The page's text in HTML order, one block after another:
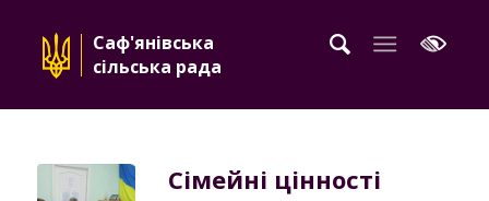
Саф'янівська
сільська рада
Сімейні цінності